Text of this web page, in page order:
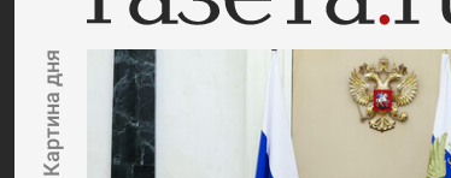
Картина дня